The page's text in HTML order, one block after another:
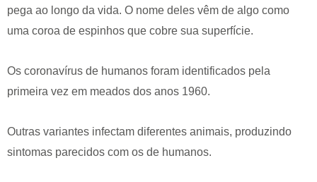
pega ao longo da vida. O nome deles vêm de algo como
uma coroa de espinhos que cobre sua superfície.
Os coronavírus de humanos foram identificados pela
primeira vez em meados dos anos 1960.
Outras variantes infectam diferentes animais, produzindo
sintomas parecidos com os de humanos.